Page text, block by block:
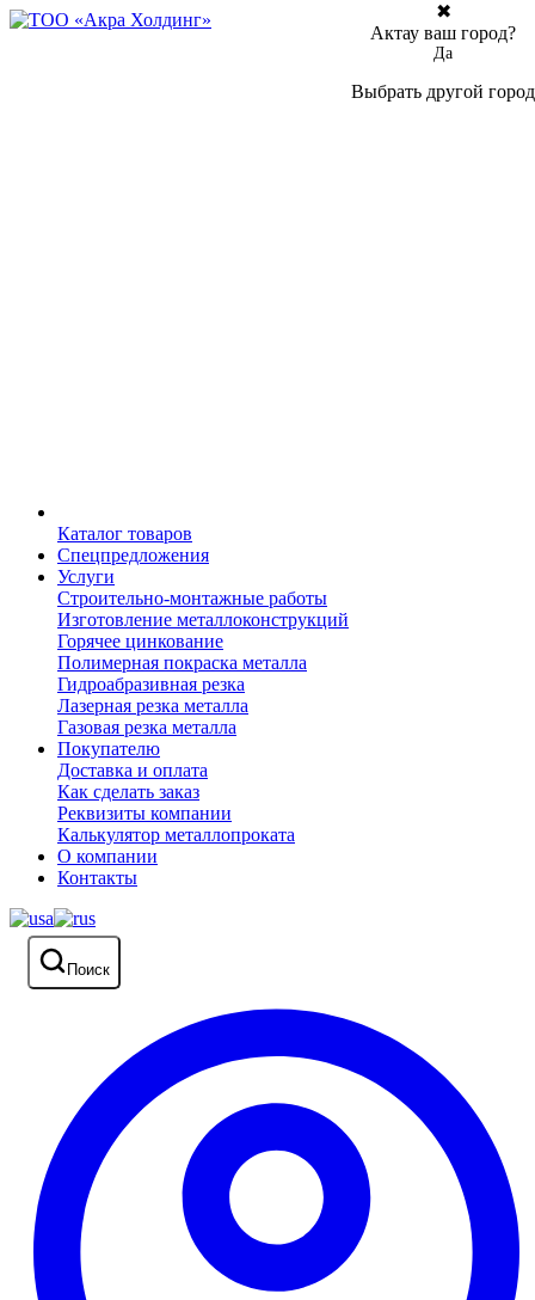
Каталог товаров
Спецпредложения
Услуги
Строительно-монтажные работы
Изготовление металлоконструкций
Горячее цинкование
Полимерная покраска металла
Гидроабразивная резка
Лазерная резка металла
Газовая резка металла
Покупателю
Доставка и оплата
Как сделать заказ
Реквизиты компании
Калькулятор металлопроката
О компании
Контакты
Поиск
✖
Актау ваш город?
Да
Выбрать другой город